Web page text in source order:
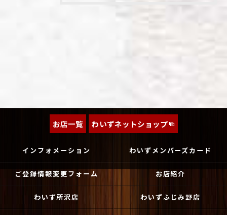
お店一覧 わいずネットショップ
インフォメーション わいずメンバーズカード
ご登録情報変更フォーム お店紹介
わいず所沢店 わいずふじみ野店